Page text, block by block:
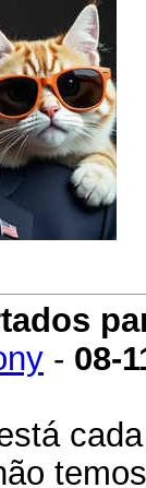
- 08-